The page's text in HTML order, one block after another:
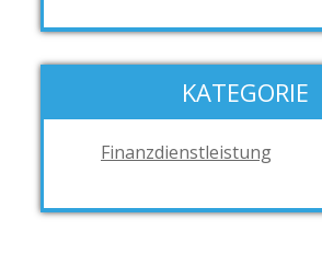
KATEGORIE
Finanzdienstleistung